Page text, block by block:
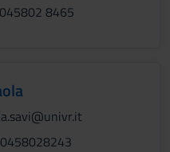
8465